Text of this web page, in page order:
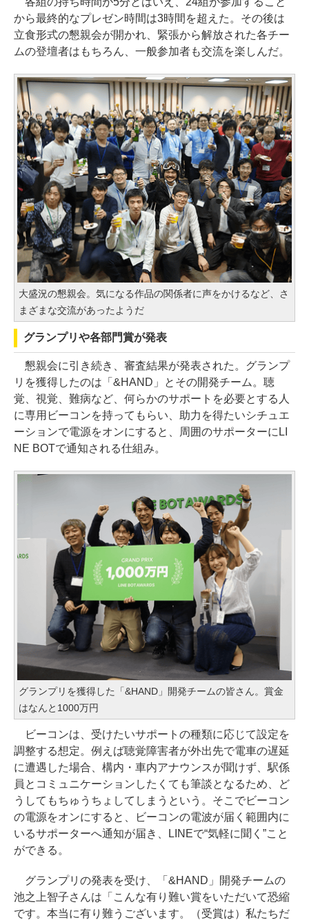
から最終的なプレゼン時間は3時間を超えた。その後は
立食形式の懇親会が開かれ、緊張から解放された各チー
ムの登壇者はもちろん、一般参加者も交流を楽しんだ。
大盛況の懇親会。気になる作品の関係者に声をかけるなど、さ
まざまな交流があったようだ
グランプリや各部門賞が発表
懇親会に引き続き、審査結果が発表された。グランプ
リを獲得したのは「&HAND」とその開発チーム。聴
覚、視覚、難病など、何らかのサポートを必要とする人
に専用ビーコンを持ってもらい、助力を得たいシチュエ
ーションで電源をオンにすると、周囲のサポーターにLI
NE BOTで通知される仕組み。
グランプリを獲得した「&HAND」開発チームの皆さん。賞金
はなんと1000万円
ビーコンは、受けたいサポートの種類に応じて設定を
調整する想定。例えば聴覚障害者が外出先で電車の遅延
に遭遇した場合、構内・車内アナウンスが聞けず、駅係
員とコミュニケーションしたくても筆談となるため、ど
うしてもちゅうちょしてしまうという。そこでビーコン
の電源をオンにすると、ビーコンの電波が届く範囲内に
いるサポーターへ通知が届き、LINEで“気軽に聞く”こと
ができる。
グランプリの発表を受け、「&HAND」開発チームの
池之上智子さんは「こんな有り難い賞をいただいて恐縮
です。本当に有り難うございます。（受賞は）私たちだ